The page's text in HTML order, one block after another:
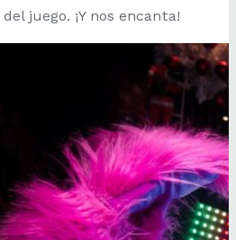
juego. ¡Y nos encanta!